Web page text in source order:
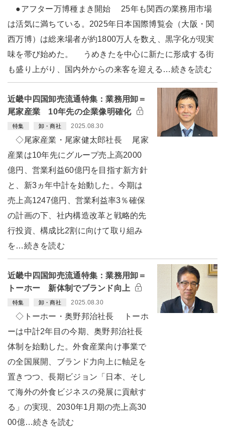
●アフター万博種まき開始 25年も関西の業務用市場
は活気に満ちている。2025年日本国際博覧会（大阪・関
西万博）は総来場者が約1800万人を数え、黒字化が現実
味を帯び始めた。 うめきたを中心に新たに形成する街
も盛り上がり、国内外からの来客を迎える…続きを読む
近畿中四国卸売流通特集：業務用卸＝
尾家産業 10年先の企業像明確化
特集 卸・商社 2025.08.30
◇尾家産業・尾家健太郎社長 尾家
産業は10年先にグループ売上高2000
億円、営業利益60億円を目指す新方針
と、新3ヵ年中計を始動した。今期は
売上高1247億円、営業利益率3％確保
の計画の下、社内構造改革と戦略的先
行投資、構成比2割に向けて取り組み
を…続きを読む
近畿中四国卸売流通特集：業務用卸＝
トーホー 新体制でブランド向上
特集 卸・商社 2025.08.30
◇トーホー・奥野邦治社長 トーホ
ーは中計2年目の今期、奥野邦治社長
体制を始動した。外食産業向け事業で
の全国展開、ブランド力向上に軸足を
置きつつ、長期ビジョン「日本、そし
て海外の外食ビジネスの発展に貢献す
る」の実現、2030年1月期の売上高30
00億…続きを読む